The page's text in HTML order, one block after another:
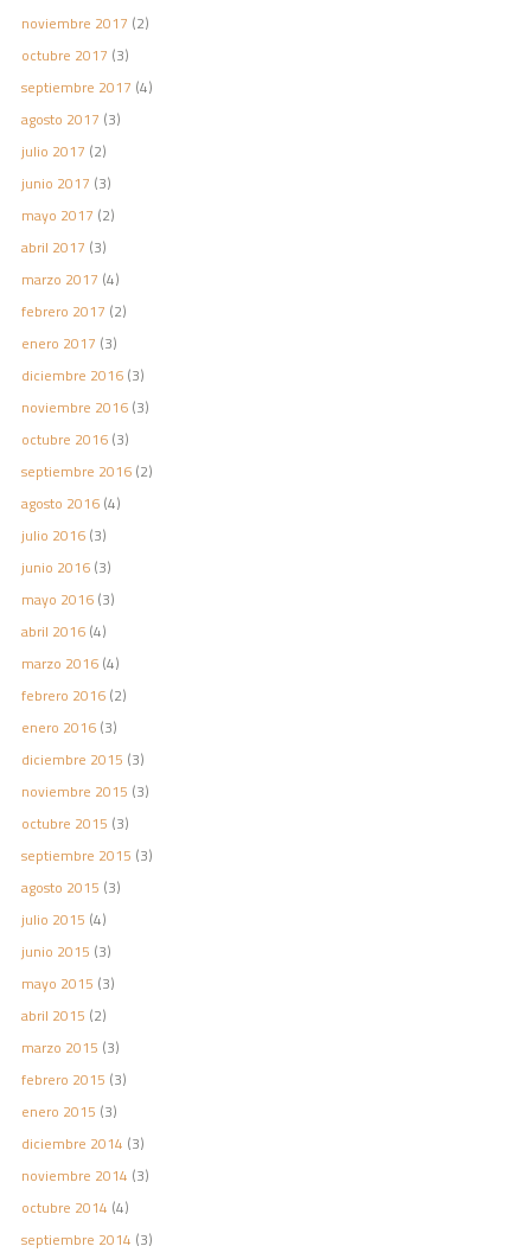
noviembre 2017 (2)
octubre 2017 (3)
septiembre 2017 (4)
agosto 2017 (3)
julio 2017 (2)
junio 2017 (3)
mayo 2017 (2)
abril 2017 (3)
marzo 2017 (4)
febrero 2017 (2)
enero 2017 (3)
diciembre 2016(3)
noviembre 2016(3)
octubre 2016(3)
septiembre 2016(2)
agosto 2016(4)
julio 2016(3)
junio 2016(3)
mayo 2016(3)
abril 2016(4)
marzo 2016(4)
febrero 2016(2)
enero 2016(3)
diciembre 2015 (3)
noviembre 2015 (3)
octubre 2015 (3)
septiembre 2015 (3)
agosto 2015 (3)
julio 2015 (4)
junio 2015 (3)
mayo 2015 (3)
abril 2015 (2)
marzo 2015 (3)
febrero 2015 (3)
enero 2015 (3)
diciembre 2014 (3)
noviembre 2014 (3)
octubre 2014 (4)
septiembre 2014 (3)